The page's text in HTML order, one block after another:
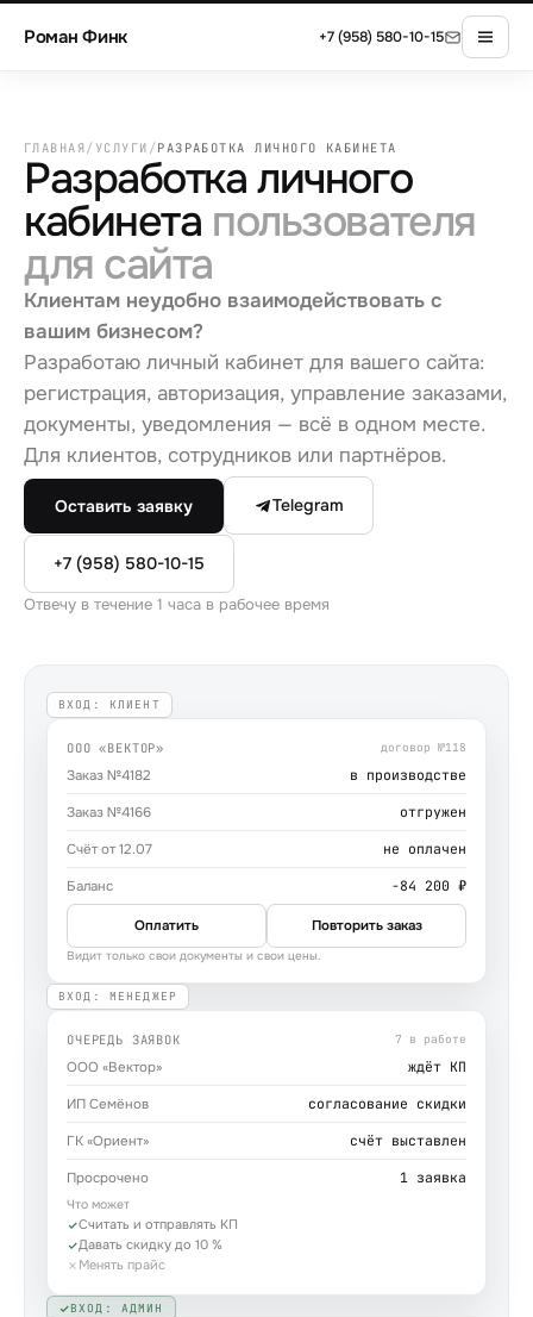
Роман Финк +7 (958) 580-10-15
ГЛАВНАЯ/ УСЛУГИ / РАЗРАБОТКА ЛИЧНОГО КАБИНЕТА
Разработка личного
кабинета пользователя
для сайта
Клиентам неудобно взаимодействовать с
вашим бизнесом?
Разработаю личный кабинет для вашего сайта:
регистрация, авторизация, управление заказами,
документы, уведомления — всё в одном месте.
Для клиентов, сотрудников или партнёров.
Оставить заявку Telegram
+7 (958) 580-10-15
Отвечу в течение 1 часа в рабочее время
ВХОД: КЛИЕНТ
ООО «ВЕКТОР» договор №118
Заказ №4182 в производстве
Заказ №4166 отгружен
Счёт от 12.07 не оплачен
Баланс −84 200 ₽
Оплатить Повторить заказ
Видит только свои документы и свои цены.
ВХОД: МЕНЕДЖЕР
ОЧЕРЕДЬ ЗАЯВОК 7 в работе
ООО «Вектор» ждёт КП
ИП Семёнов согласование скидки
ГК «Ориент» счёт выставлен
Просрочено 1 заявка
Что может
Считать и отправлять КП
Давать скидку до 10 %
Менять прайс
ВХОД: АДМИН